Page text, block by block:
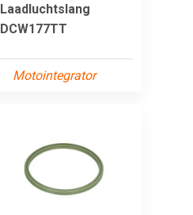
Laadluchtslang
DCW177TT
Motointegrator